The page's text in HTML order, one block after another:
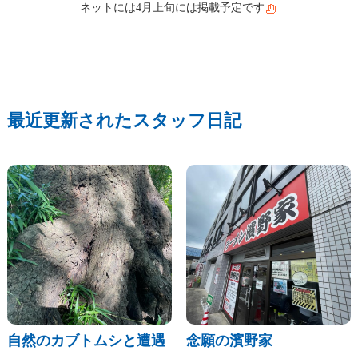
ネットには4月上旬には掲載予定です
最近更新されたスタッフ日記
自然のカブトムシと遭遇 念願の濱野家